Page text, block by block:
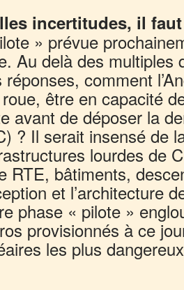
incertitudes, il
» prévue
Au delà des multiples
comment
être en capacité
avant de déposer la
? Il serait insensé de
lourdes de
RTE, bâtiments,
et l’architecture
phase « pilote »
provisionnés à ce
les plus